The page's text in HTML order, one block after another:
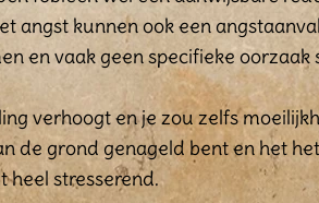
angst kunnen ook een
en vaak geen specifieke oorzaak
verhoogt en je zou zelfs
de grond genageld bent en het
heel stresserend.